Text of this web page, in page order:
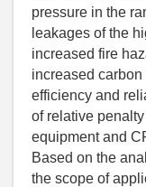
pressure in the
leakages of the
increased fire
increased carbon
efficiency and
of relative
equipment and
Based on the
the scope of